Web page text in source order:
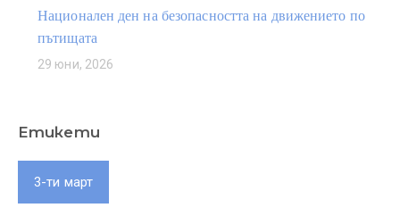
Национален ден на безопасността на движението по
пътищата
29 юни, 2026
Етикети
3-ти март